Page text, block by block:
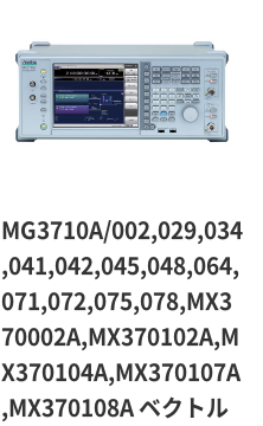
MG3710A/002,029,034
,041,042,045,048,064,
071,072,075,078,MX3
70002A,MX370102A,M
X370104A,MX370107A
,MX370108A ベクトル